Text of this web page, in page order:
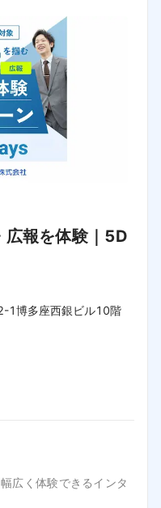
広報を体験｜5D
1博多座西銀ビル10階
広く体験できるインタ